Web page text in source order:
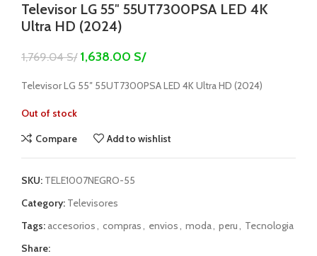
Televisor LG 55″ 55UT7300PSA LED 4K
Ultra HD (2024)
1,769.04S/ 1,638.00 S/
Televisor LG 55″ 55UT7300PSA LED 4K Ultra HD (2024)
Out of stock
Compare
Add to wishlist
SKU: TELE1007NEGRO-55
Category: Televisores
Tags: accesorios, compras, envios, moda, peru, Tecnologia
Share: